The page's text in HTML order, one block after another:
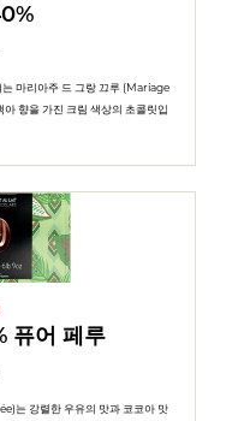
마리아주 드 그랑 끄루 (Mariage
향을 가진 크림 색상의 초콜릿입
퓨어 페루
는 강렬한 우유의 맛과 코코아 맛